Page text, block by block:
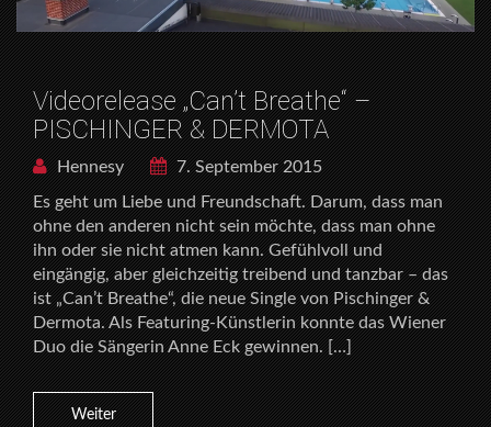
Videorelease „Can’t Breathe“ –
PISCHINGER & DERMOTA
Hennesy
7. September 2015
Es geht um Liebe und Freundschaft. Darum, dass man
ohne den anderen nicht sein möchte, dass man ohne
ihn oder sie nicht atmen kann. Gefühlvoll und
eingängig, aber gleichzeitig treibend und tanzbar – das
ist „Can’t Breathe“, die neue Single von Pischinger &
Dermota. Als Featuring-Künstlerin konnte das Wiener
Duo die Sängerin Anne Eck gewinnen. […]
Weiter